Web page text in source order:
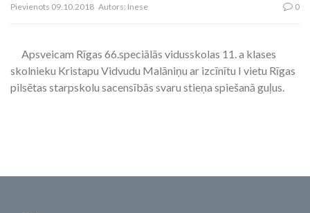
Pievienots 09.10.2018 Autors: Inese 0
Apsveicam Rīgas 66.speciālās vidusskolas 11. a klases
skolnieku Kristapu Vidvudu Malāniņu ar izcīnītu I vietu Rīgas
pilsētas starpskolu sacensībās svaru stieņa spiešanā guļus.